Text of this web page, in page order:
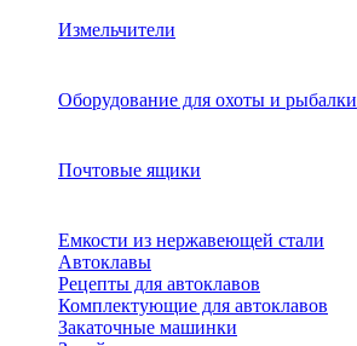
Измельчители
Оборудование для охоты и рыбалки
Почтовые ящики
Емкости из нержавеющей стали
Автоклавы
Рецепты для автоклавов
Комплектующие для автоклавов
Закаточные машинки